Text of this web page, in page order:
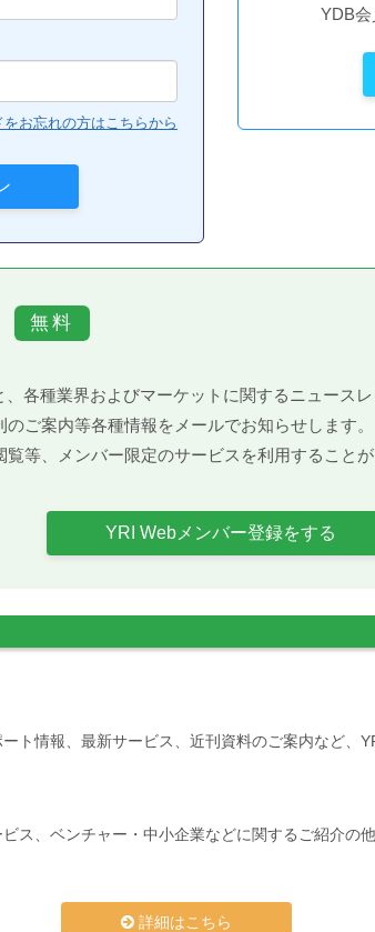
お忘れの方はこちらから
YDB会
各種業界およびマーケットに関するニュース
ご案内等各種情報をメールでお知らせします。
等、メンバー限定のサービスを利用することが
YRI Webメンバー登録をする
ト情報、最新サービス、近刊資料のご案内など、
ス、ベンチャー・中小企業などに関するご紹介の
詳細はこちら